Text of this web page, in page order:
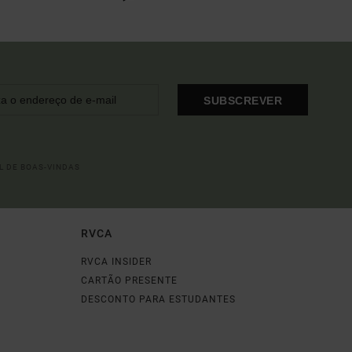
SUBSCREVER
RVCA
RVCA INSIDER
CARTÃO PRESENTE
DESCONTO PARA ESTUDANTES